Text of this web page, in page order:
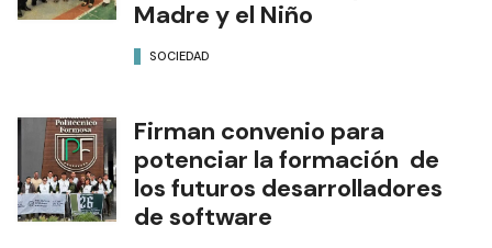
Madre y el Niño
SOCIEDAD
Firman convenio para
potenciar la formación de
los futuros desarrolladores
de software